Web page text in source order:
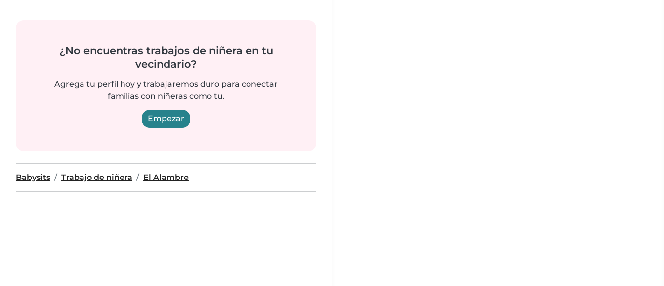
¿No encuentras trabajos de niñera en tu
vecindario?
Agrega tu perfil hoy y trabajaremos duro para conectar
familias con niñeras como tu.
Empezar
Babysits Trabajo de niñera El Alambre